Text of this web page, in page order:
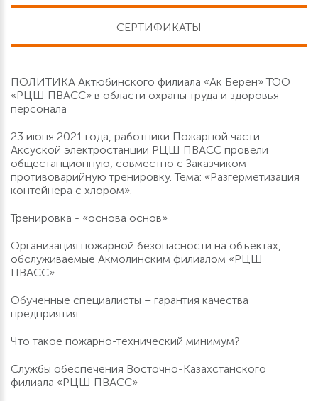
СЕРТИФИКАТЫ
ПОЛИТИКА Актюбинского филиала «Ак Берен» ТОО
«РЦШ ПВАСС» в области охраны труда и здоровья
персонала
23 июня 2021 года, работники Пожарной части
Аксуской электростанции РЦШ ПВАСС провели
общестанционную, совместно с Заказчиком
противоварийную тренировку. Тема: «Разгерметизация
контейнера с хлором».
Тренировка - «основа основ»
Организация пожарной безопасности на объектах,
обслуживаемые Акмолинским филиалом «РЦШ
ПВАСС»
Обученные специалисты – гарантия качества
предприятия
Что такое пожарно-технический минимум?
Службы обеспечения Восточно-Казахстанского
филиала «РЦШ ПВАСС»